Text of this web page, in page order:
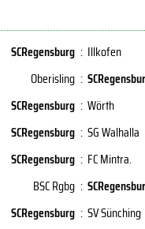
SCRegensburg : Illkofen
Oberisling :
SCRegensburg : Wörth
SCRegensburg : SG Walhalla
SCRegensburg : FC Mintra.
BSC Rgbg :
SCRegensburg : SV Sünching